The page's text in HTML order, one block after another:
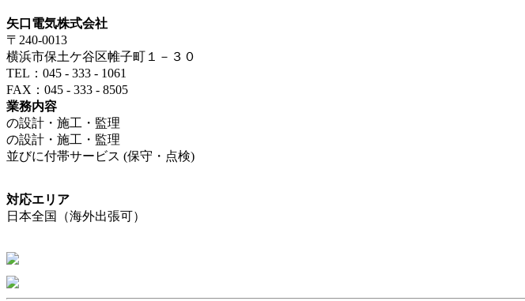
矢口電気株式会社
〒240-0013
横浜市保土ケ谷区帷子町１－３０
TEL：045 - 333 - 1061
FAX：045 - 333 - 8505
業務内容
の設計・施工・監理
の設計・施工・監理
並びに付帯サービス (保守・点検)
対応エリア
日本全国（海外出張可）